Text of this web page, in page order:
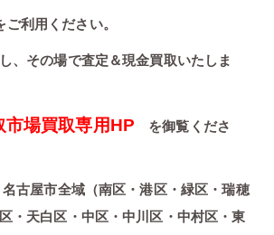
ご利用ください。
、その場で査定＆現金買取いたしま
市場買取専用HP を御覧くださ
名古屋市全域（南区・港区・緑区・瑞穂
・天白区・中区・中川区・中村区・東